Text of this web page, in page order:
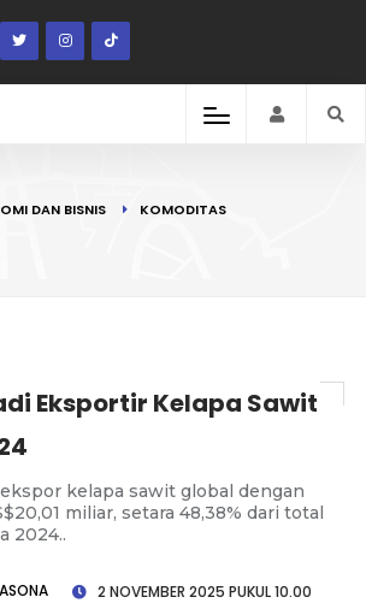
DAN BISNIS
KOMODITAS
Eksportir Kelapa Sawit
kelapa sawit global dengan
miliar, setara 48,38% dari total
2024..
2 NOVEMBER 2025 PUKUL 10.00